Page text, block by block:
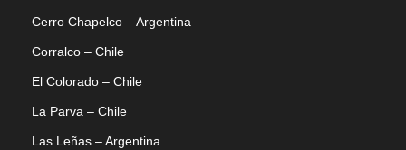
Cerro Chapelco – Argentina
Corralco – Chile
El Colorado – Chile
La Parva – Chile
Las Leñas – Argentina